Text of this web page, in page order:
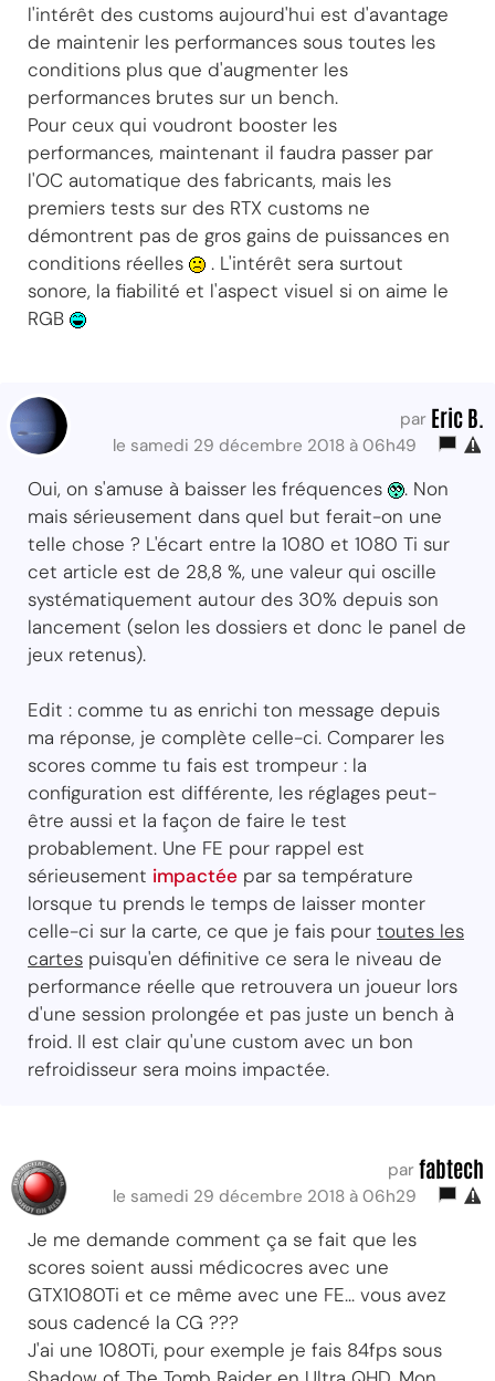
l'intérêt des customs aujourd'hui est d'avantage
de maintenir les performances sous toutes les
conditions plus que d'augmenter les
performances brutes sur un bench.
Pour ceux qui voudront booster les
performances, maintenant il faudra passer par
l'OC automatique des fabricants, mais les
premiers tests sur des RTX customs ne
démontrent pas de gros gains de puissances en
conditions réelles
. L'intérêt sera surtout
sonore, la fiabilité et l'aspect visuel si on aime le
RGB
par Eric B.
le samedi 29 décembre 2018 à 06h49
Oui, on s'amuse à baisser les fréquences
. Non
mais sérieusement dans quel but ferait-on une
telle chose ? L'écart entre la 1080 et 1080 Ti sur
cet article est de 28,8 %, une valeur qui oscille
systématiquement autour des 30% depuis son
lancement (selon les dossiers et donc le panel de
jeux retenus).
Edit : comme tu as enrichi ton message depuis
ma réponse, je complète celle-ci. Comparer les
scores comme tu fais est trompeur : la
configuration est différente, les réglages peut-
être aussi et la façon de faire le test
probablement. Une FE pour rappel est
sérieusement impactée par sa température
lorsque tu prends le temps de laisser monter
celle-ci sur la carte, ce que je fais pour toutes les
cartes puisqu'en définitive ce sera le niveau de
performance réelle que retrouvera un joueur lors
d'une session prolongée et pas juste un bench à
froid. Il est clair qu'une custom avec un bon
refroidisseur sera moins impactée.
par fabtech
le samedi 29 décembre 2018 à 06h29
Je me demande comment ça se fait que les
scores soient aussi médicocres avec une
GTX1080Ti et ce même avec une FE... vous avez
sous cadencé la CG ???
J'ai une 1080Ti, pour exemple je fais 84fps sous